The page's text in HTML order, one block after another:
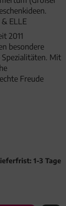
ELLE
2011
besondere
Mit
Freude
1-3 Tage